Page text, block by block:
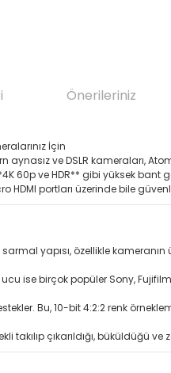
Önerileriniz
İçin
aynasız ve DSLR
60p ve HDR** gibi yüksek
HDMI portları üzerinde bile
yapısı, özellikle
ucu ise birçok popüler Sony,
Bu, 10-bit 4:2:2 renk
takılıp çıkarıldığı, büküldüğü